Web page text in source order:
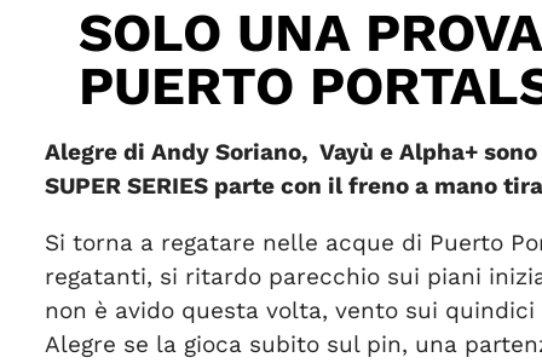
SOLO UNA
PUERTO
Alegre di Andy Soriano, Vayù e Alpha+
SUPER SERIES parte con il freno a mano
Si torna a regatare nelle acque di Puerto
regatanti, si ritardo parecchio sui piani
non è avido questa volta, vento sui
Alegre se la gioca subito sul pin, una